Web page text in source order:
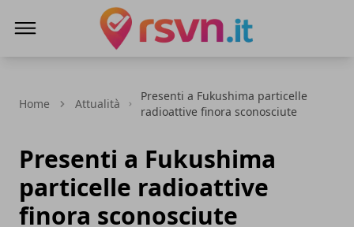
Home Attualità
Presenti a Fukushima particelle
radioattive finora sconosciute
Presenti a Fukushima
particelle radioattive
finora sconosciute